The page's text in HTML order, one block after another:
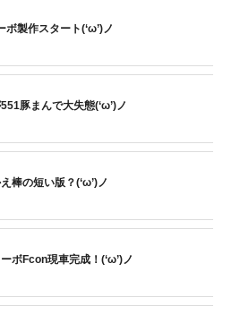
ボ製作スタート(‘ω’)ノ
豚まんで大失態(‘ω’)ノ
棒の短い版？(‘ω’)ノ
ボFcon現車完成！(‘ω’)ノ